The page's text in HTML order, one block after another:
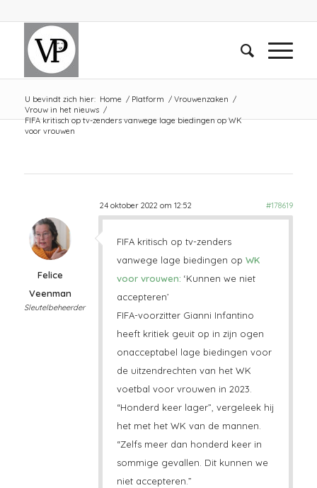
U bevindt zich hier: Home / Platform / Vrouwenzaken /
Vrouw in het nieuws /
FIFA kritisch op tv-zenders vanwege lage biedingen op WK
voor vrouwen
24 oktober 2022 om 12:52 #178619
Felice
Veenman
Sleutelbeheerder
FIFA kritisch op tv-zenders
vanwege lage biedingen op WK
voor vrouwen: ‘Kunnen we niet
accepteren’
FIFA-voorzitter Gianni Infantino
heeft kritiek geuit op in zijn ogen
onacceptabel lage biedingen voor
de uitzendrechten van het WK
voetbal voor vrouwen in 2023.
“Honderd keer lager”, vergeleek hij
het met het WK van de mannen.
“Zelfs meer dan honderd keer in
sommige gevallen. Dit kunnen we
niet accepteren.”